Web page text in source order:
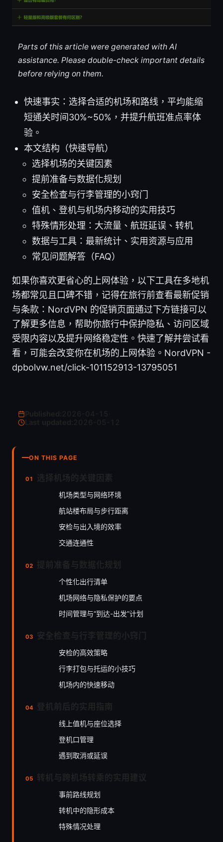
Parts of this article were generated with AI
assistance. Please double-check important details
before relying on them.
快速事实：选择合适的机场和路线，平均能缩
短通关时间30%~50%，并提升航班准点率体
验。
本文结构（快速导航）
选择机场的关键因素
提前准备与数据化规划
安全检查与行李管理的小窍门
值机、登机与机场内移动的实用技巧
特殊情形处理：大流量、航班延误、转机
数据与工具：最新统计、实用资源与应用
常见问题解答（FAQ）
如果你喜欢更省心的上网体验，以下工具在多地机
场都常见且口碑不错，记得在旅行前查看最新促销
与条款：NordVPN 的促销页面通过下方链接可以
了解更多信息，帮助你旅行中保护隐私、访问区域
受限内容以及提升网络稳定性。快速了解并尝试看
看，可能会改变你在机场的上网体验。NordVPN -
dpbolvw.net/click-101152913-13795051
Last updated:
ON THIS PAGE
机场类型与网络环境
航站楼布局与步行距离
安检与出入境的效率
交通连通性
个性化出行清单
机场网络与隐私保护的要点
时间管理与“到达-出发”计划
安检的高效策略
行李打包与托运的小技巧
机场内的快速移动
线上值机与座位选择
登机口管理
遇到取消或延误
事前路线规划
转机中的隐形成本
特殊情况处理